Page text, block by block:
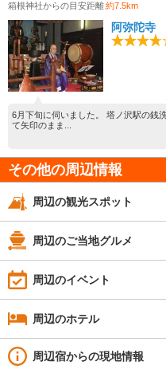
箱根神社からの目安距離約7.5km
阿弥陀寺
6月下旬に伺いました。 塔ノ沢駅の銭
て矢印のまま...
その他の周辺情報
周辺の観光スポット
周辺のご当地グルメ
周辺のイベント
周辺のホテル
周辺宿からの現地情報